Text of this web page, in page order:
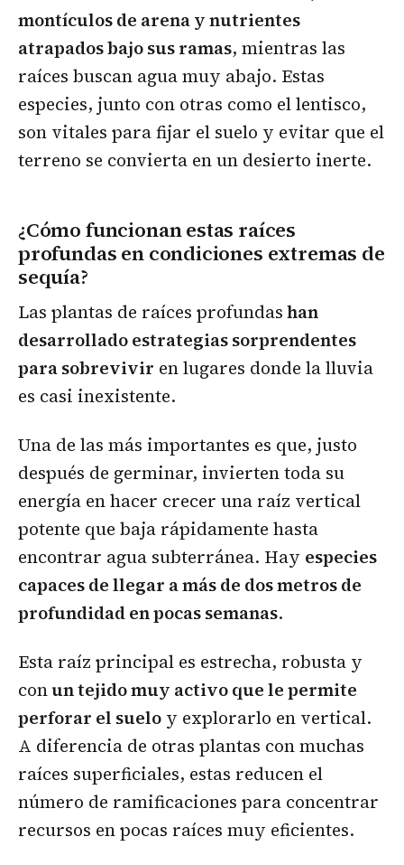
montículos de arena y nutrientes
atrapados bajo sus ramas, mientras las
raíces buscan agua muy abajo. Estas
especies, junto con otras como el lentisco,
son vitales para fijar el suelo y evitar que el
terreno se convierta en un desierto inerte.
¿Cómo funcionan estas raíces
profundas en condiciones extremas de
sequía?
Las plantas de raíces profundashan
desarrollado estrategias sorprendentes
para sobrevivir en lugares donde la lluvia
es casi inexistente.
Una de las más importantes es que, justo
después de germinar, invierten toda su
energía en hacer crecer una raíz vertical
potente que baja rápidamente hasta
encontrar agua subterránea. Hay especies
capaces de llegar a más de dos metros de
profundidad en pocas semanas.
Esta raíz principal es estrecha, robusta y
conun tejido muy activo que le permite
perforar el suelo y explorarlo en vertical.
A diferencia de otras plantas con muchas
raíces superficiales, estas reducen el
número de ramificaciones para concentrar
recursos en pocas raíces muy eficientes.